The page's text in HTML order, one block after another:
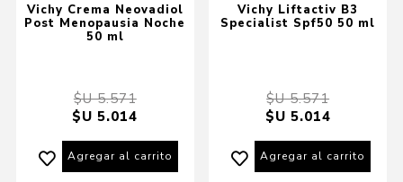
Vichy Crema Neovadiol
Post Menopausia Noche
50 ml
$U 5.571
$U 5.014
Agregar al carrito
Vichy Liftactiv B3
Specialist Spf50 50 ml
$U 5.571
$U 5.014
Agregar al carrito